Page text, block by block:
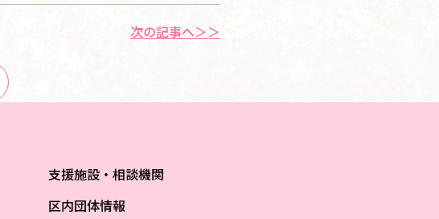
次の記事へ＞＞
支援施設・相談機関
区内団体情報